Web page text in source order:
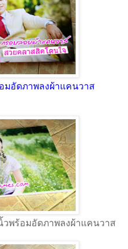
มอัดภาพลงผ้าแคนวาส
พร้อมอัดภาพลงผ้าแคนวาส